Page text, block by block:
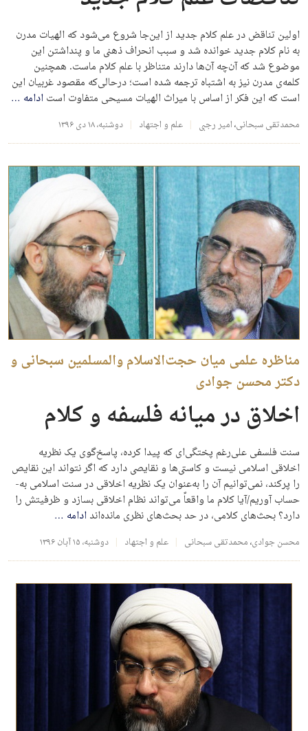
اولین تناقض در علم کلام جدید از این‌جا شروع می‌شود که الهیات مدرن
به نام کلام جدید خوانده شد و سبب انحراف ذهنی ما و پنداشتن این
موضوع شد که آن‌چه آن‌ها دارند متناظر با علم کلام ماست. همچنین
کلمه‌ی مدرن نیز به اشتباه ترجمه شده است؛ درحالی‌که مقصود غربیان این
است که این فکر از اساس با میراث الهیات مسیحی متفاوت استادامه …
محمدتقی سبحانی،امیر رجبی علم و اجتهاد دوشنبه، ۱۸ دی ۱۳۹۶
مناظره علمی میان حجت‌الاسلام والمسلمین سبحانی و
دکتر محسن جوادی
اخلاق در میانه فلسفه و کلام
سنت فلسفی علی‌­رغم پختگی­‌ای که پیدا کرده، پاسخ‌­گوی یک نظریه
اخلاقی اسلامی نیست و کاستی­‌ها و نقایصی دارد که اگر نتواند این نقایص
را پرکند، نمی‌­توانیم آن ­را به‌­عنوان یک نظریه اخلاقی در سنت اسلامی به‌­
حساب آوریم/آیا کلام ما واقعاً می‌­تواند نظام اخلاقی بسازد و ظرفیتش را
دارد؟ بحث­‌های کلامی، در حد بحث‌­های نظری مانده‌اندادامه …
محسن جوادی،محمدتقی سبحانی علم و اجتهاد دوشنبه، ۱۵ آبان ۱۳۹۶